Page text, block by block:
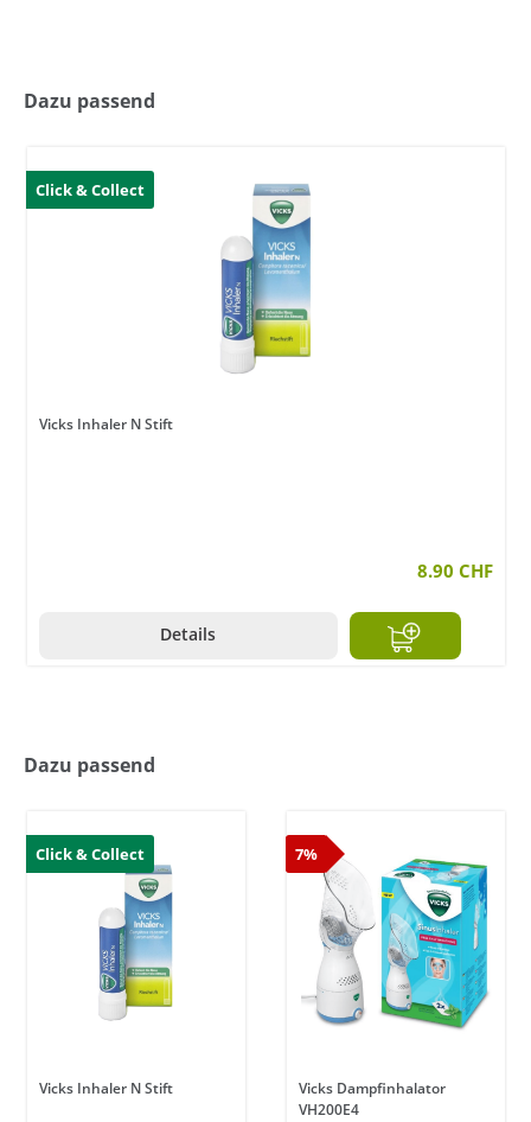
Dazu passend
Click & Collect
Vicks Inhaler N Stift
8.90 CHF
Details
Dazu passend
Click & Collect
Vicks Inhaler N Stift
7%
Vicks Dampfinhalator
VH200E4